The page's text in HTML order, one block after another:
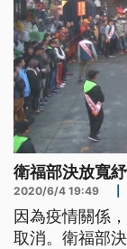
衛福部決放寬
2020/6/4 19:49
因為疫情關係
取消。衛福部